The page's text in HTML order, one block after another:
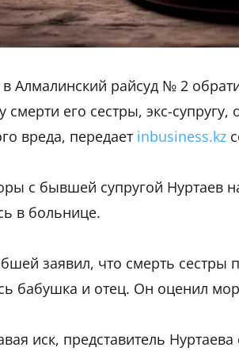
Алмалинский райсуд № 2
смерти его сестры, экс-
вреда, передает inbusiness.kz
с бывшей супругой Нуртаев
в больнице.
заявил, что смерть сестры
бабушка и отец. Он оценил
иск, представитель